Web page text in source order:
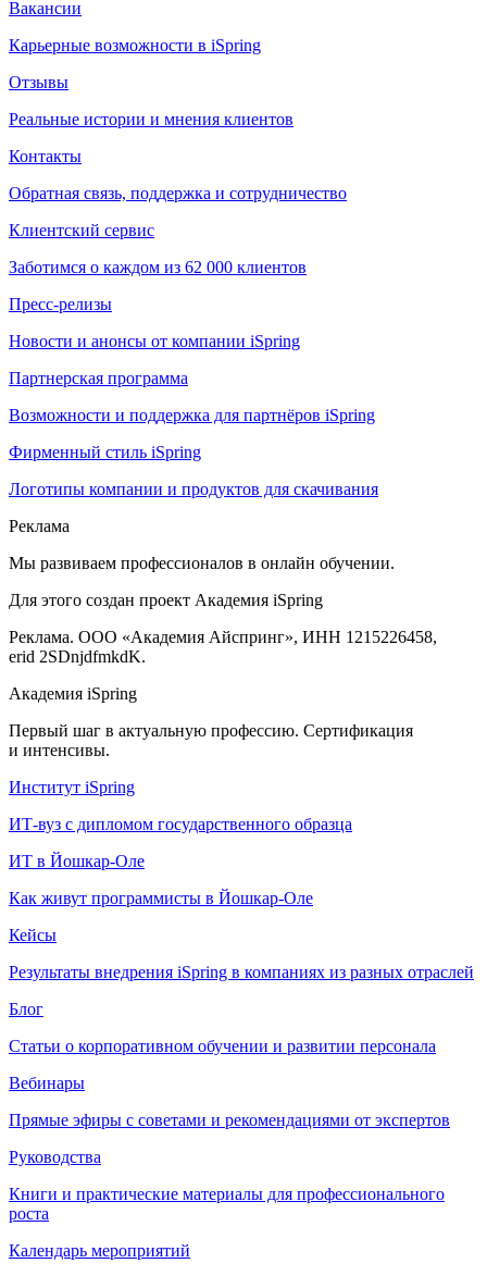
Вакансии
Карьерные возможности в iSpring
Отзывы
Реальные истории и мнения клиентов
Контакты
Обратная связь, поддержка и сотрудничество
Клиентский сервис
Заботимся о каждом из 62 000 клиентов
Пресс-релизы
Новости и анонсы от компании iSpring
Партнерская программа
Возможности и поддержка для партнёров iSpring
Фирменный стиль iSpring
Логотипы компании и продуктов для скачивания
Реклама
Мы развиваем профессионалов в онлайн обучении.
Для этого создан проект Академия iSpring
Реклама. ООО «Академия Айспринг», ИНН 1215226458,
erid 2SDnjdfmkdK.
Академия iSpring
Первый шаг в актуальную профессию. Сертификация
и интенсивы.
Институт iSpring
ИТ-вуз с дипломом государственного образца
ИТ в Йошкар-Оле
Как живут программисты в Йошкар‑Оле
Кейсы
Результаты внедрения iSpring в компаниях из разных отраслей
Блог
Статьи о корпоративном обучении и развитии персонала
Вебинары
Прямые эфиры с советами и рекомендациями от экспертов
Руководства
Книги и практические материалы для профессионального
роста
Календарь мероприятий